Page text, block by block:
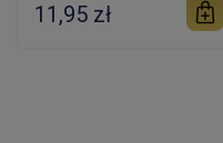
11,95 zł